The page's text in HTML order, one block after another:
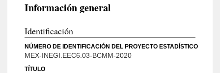
Información general
Identificación
NÚMERO DE IDENTIFICACIÓN DEL PROYECTO ESTADÍSTICO
MEX-INEGI.EEC6.03-BCMM-2020
TÍTULO